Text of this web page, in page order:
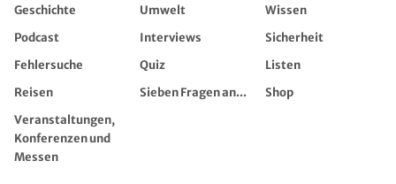
Geschichte Umwelt
Wissen
Podcast
Interviews
Sicherheit
Fehlersuche
Quiz
Listen
Reisen
Sieben Fragen an...
Shop
Veranstaltungen,
Konferenzen und
Messen